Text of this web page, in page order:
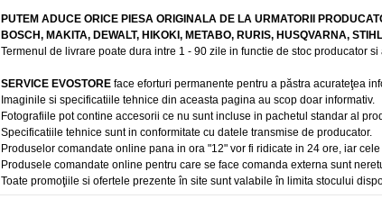
PUTEM ADUCE ORICE PIESA ORIGINALA DE LA URMATORII
BOSCH, MAKITA, DEWALT, HIKOKI, METABO, RURIS, HUSQVARNA,
Termenul de livrare poate dura intre 1 - 90 zile in functie de stoc producator
SERVICE EVOSTORE face eforturi permanente pentru a păstra acurateţea
Imaginile si specificatiile tehnice din aceasta pagina au scop doar informativ.
Fotografiile pot contine accesorii ce nu sunt incluse in pachetul standar al
Specificatiile tehnice sunt in conformitate cu datele transmise de producator.
Produselor comandate online pana in ora "12" vor fi ridicate in 24 ore, iar
Produsele comandate online pentru care se face comanda externa sunt
Toate promoţiile si ofertele prezente în site sunt valabile în limita stocului